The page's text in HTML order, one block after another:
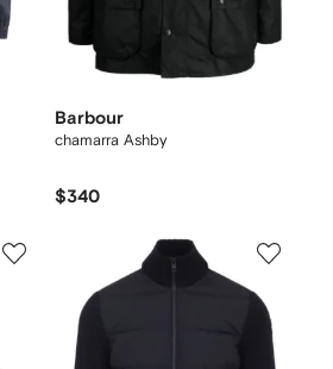
Barbour
chamarra Ashby
$340